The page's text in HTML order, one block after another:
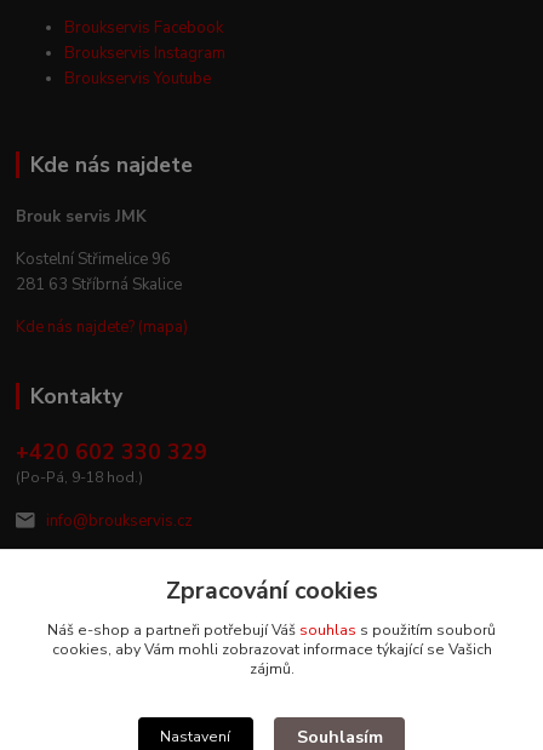
Broukservis Facebook
Broukservis Instagram
Broukservis Youtube
Kde nás najdete
Brouk servis JMK
Kostelní Střimelice 96
281 63 Stříbrná Skalice
Kde nás najdete? (mapa)
Kontakty
+420 602 330 329
(Po-Pá, 9-18 hod.)
info@broukservis.cz
Zpracování cookies
Náš e-shop a partneři potřebují Váš souhlas s použitím souborů
cookies, aby Vám mohli zobrazovat informace týkající se Vašich
zájmů.
Nastavení Souhlasím